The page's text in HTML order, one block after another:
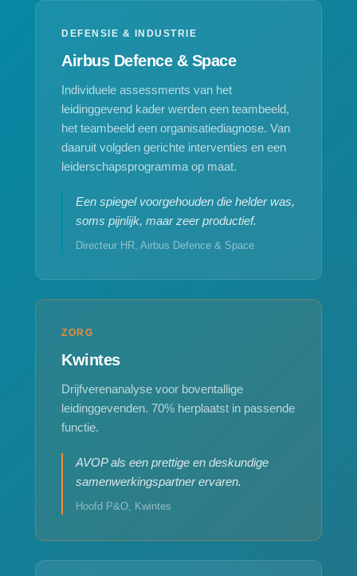
DEFENSIE & INDUSTRIE
Airbus Defence & Space
Individuele assessments van het
leidinggevend kader werden een teambeeld,
het teambeeld een organisatiediagnose. Van
daaruit volgden gerichte interventies en een
leiderschapsprogramma op maat.
Een spiegel voorgehouden die helder was,
soms pijnlijk, maar zeer productief.
Directeur HR, Airbus Defence & Space
ZORG
Kwintes
Drijfverenanalyse voor boventallige
leidinggevenden. 70% herplaatst in passende
functie.
AVOP als een prettige en deskundige
samenwerkingspartner ervaren.
Hoofd P&O, Kwintes